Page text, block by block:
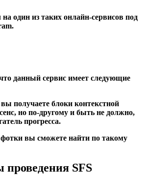
один из таких онлайн-сервисов под
.
данный сервис имеет следующие
получаете блоки контекстной
но по-другому и быть не должно,
прогресса.
вы сможете найти по такому
SFS